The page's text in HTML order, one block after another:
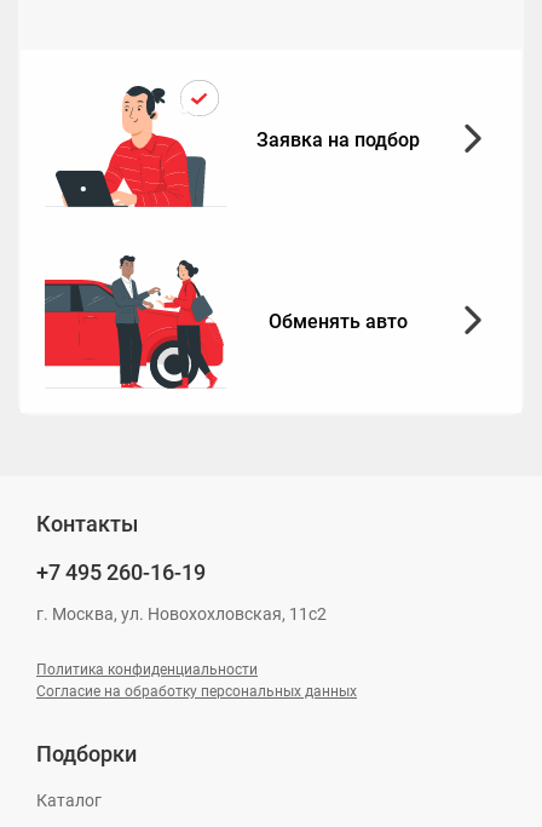
Заявка на подбор
Обменять авто
Контакты
+7 495260-16-19
г. Москва, ул. Новохохловская, 11с2
Политика конфиденциальности
Согласие на обработку персональных данных
Подборки
Каталог